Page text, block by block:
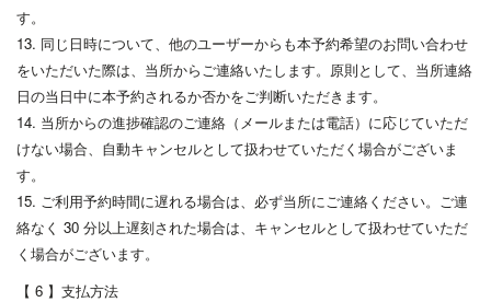
す。
13. 同じ日時について、他のユーザーからも本予約希望のお問い合わせ
をいただいた際は、当所からご連絡いたします。原則として、当所連絡
日の当日中に本予約されるか否かをご判断いただきます。
14. 当所からの進捗確認のご連絡（メールまたは電話）に応じていただ
けない場合、自動キャンセルとして扱わせていただく場合がございま
す。
15. ご利用予約時間に遅れる場合は、必ず当所にご連絡ください。ご連
絡なく 30 分以上遅刻された場合は、キャンセルとして扱わせていただ
く場合がございます。
【 6 】支払方法